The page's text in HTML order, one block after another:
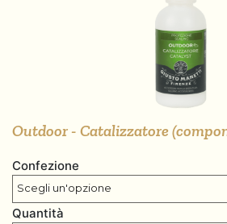
Outdoor - Catalizzatore
Confezione
Quantità